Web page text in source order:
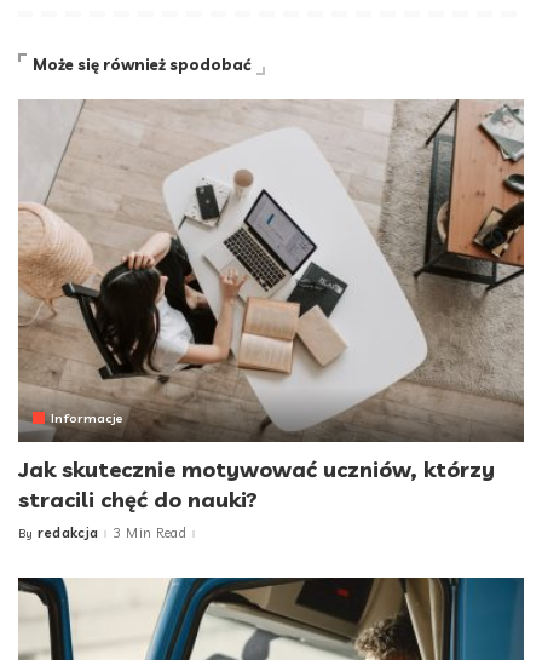
Może się również spodobać
Informacje
Jak skutecznie motywować uczniów, którzy
stracili chęć do nauki?
Posted
By redakcja 3 Min Read